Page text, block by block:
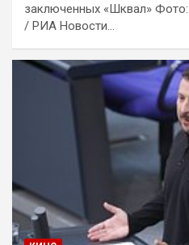
заключенных «Шквал»
/ РИА Новости…